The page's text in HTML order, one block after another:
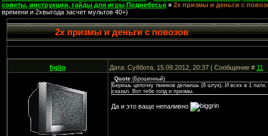
советы, инструкции, гайды для игры Поднебесье » 2х призмы и деньги с
времени и 2хвыгода засчет мультов 40+)
2х призмы и деньги с повозов
figlio Дата: Суббота, 15.09.2012, 20:37 | Сообщение #11
Quote(Брошенный)
Берешь цепочку твинков делаешь (8 штук). И всех в 1
сказал. Вот тебе голд и призмы.
Да и это ваще непаливно